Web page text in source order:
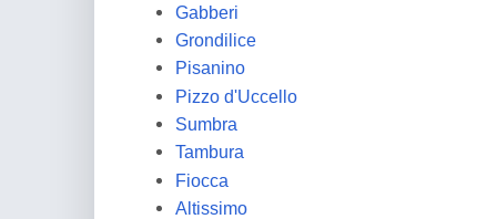
Gabberi
Grondilice
Pisanino
Pizzo d'Uccello
Sumbra
Tambura
Fiocca
Altissimo